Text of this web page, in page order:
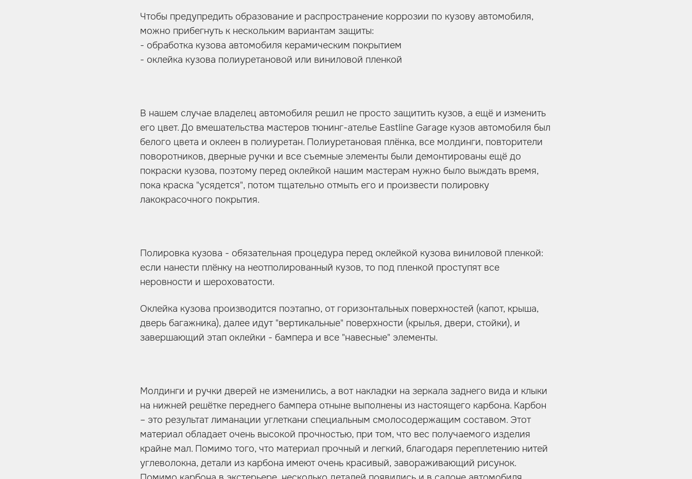
Чтобы предупредить образование и распространение коррозии по кузову автомобиля,
можно прибегнуть к нескольким вариантам защиты:
- обработка кузова автомобиля керамическим покрытием
- оклейка кузова полиуретановой или виниловой пленкой
В нашем случае владелец автомобиля решил не просто защитить кузов, а ещё и изменить
его цвет. До вмешательства мастеров тюнинг-ателье Eastline Garage кузов автомобиля был
белого цвета и оклеен в полиуретан. Полиуретановая плёнка, все молдинги, повторители
поворотников, дверные ручки и все съемные элементы были демонтированы ещё до
покраски кузова, поэтому перед оклейкой нашим мастерам нужно было выждать время,
пока краска "усядется", потом тщательно отмыть его и произвести полировку
лакокрасочного покрытия.
Полировка кузова - обязательная процедура перед оклейкой кузова виниловой пленкой:
если нанести плёнку на неотполированный кузов, то под пленкой проступят все
неровности и шероховатости.
Оклейка кузова производится поэтапно, от горизонтальных поверхностей (капот, крыша,
дверь багажника), далее идут "вертикальные" поверхности (крылья, двери, стойки), и
завершающий этап оклейки - бампера и все "навесные" элементы.
Молдинги и ручки дверей не изменились, а вот накладки на зеркала заднего вида и клыки
на нижней решётке переднего бампера отныне выполнены из настоящего карбона. Карбон
– это результат лиманации углеткани специальным смолосодержащим составом. Этот
материал обладает очень высокой прочностью, при том, что вес получаемого изделия
крайне мал. Помимо того, что материал прочный и легкий, благодаря переплетению нитей
углеволокна, детали из карбона имеют очень красивый, завораживающий рисунок.